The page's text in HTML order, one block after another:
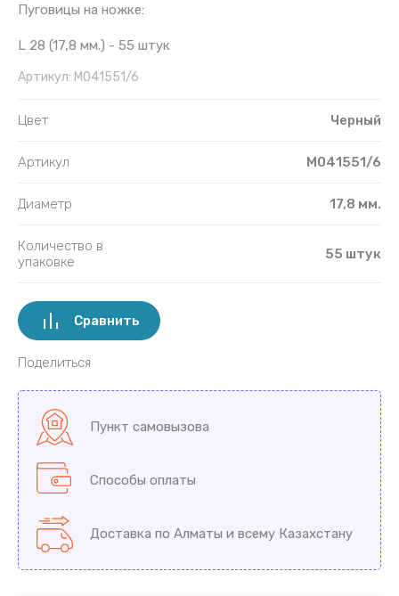
Пуговицы на ножке:
L 28 (17,8 мм.) - 55 штук
Артикул: М041551/6
Цвет Черный
Артикул М041551/6
Диаметр 17,8 мм.
Количество в
упаковке
55 штук
Сравнить
Поделиться
Пункт самовызова
Способы оплаты
Доставка по Алматы и всему Казахстану